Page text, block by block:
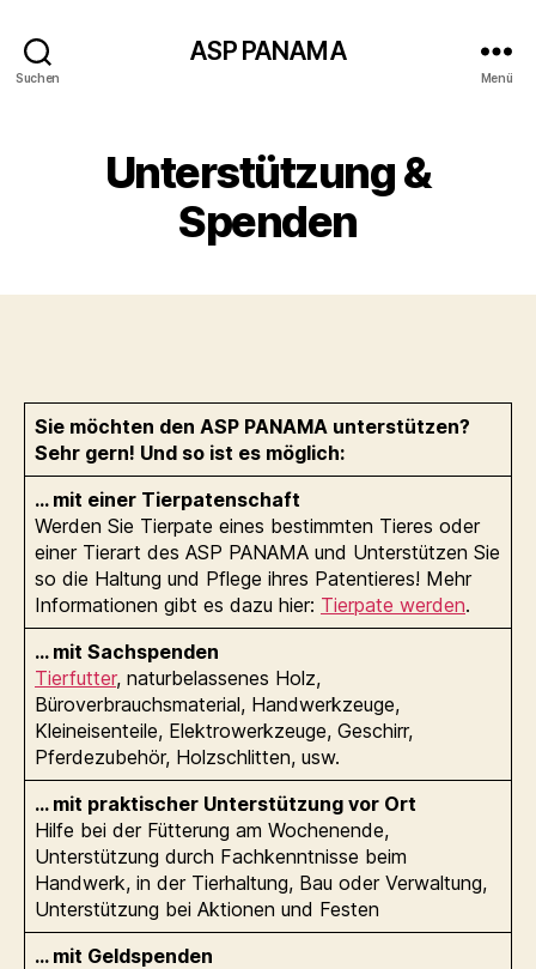
Suchen
ASP PANAMA
Menü
Unterstützung &
Spenden
Sie möchten den ASP PANAMA unterstützen?
Sehr gern! Und so ist es möglich:
… mit einer Tierpatenschaft
Werden Sie Tierpate eines bestimmten Tieres oder
einer Tierart des ASP PANAMA und Unterstützen Sie
so die Haltung und Pflege ihres Patentieres! Mehr
Informationen gibt es dazu hier: Tierpate werden.
… mit Sachspenden
Tierfutter, naturbelassenes Holz,
Büroverbrauchsmaterial, Handwerkzeuge,
Kleineisenteile, Elektrowerkzeuge, Geschirr,
Pferdezubehör, Holzschlitten, usw.
… mit praktischer Unterstützung vor Ort
Hilfe bei der Fütterung am Wochenende,
Unterstützung durch Fachkenntnisse beim
Handwerk, in der Tierhaltung, Bau oder Verwaltung,
Unterstützung bei Aktionen und Festen
… mit Geldspenden